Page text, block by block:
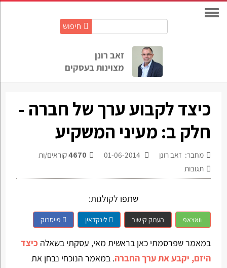
חיפוש
זאב רונן
מצוינות בעסקים
כיצד לקבוע ערך של חברה -
חלק ב: מעיני המשקיע
מחבר: זאב רונן 4670קוראים/ות
תגובות
שתפו לקולגות:
וואצאפ העתק קישור לינקדאין פייסבוק
במאמר שפרסמתי כאן בראשית מאי, עסקתי בשאלה כיצד
היזם, יקבע את ערך החברה. במאמר הנוכחי נבחן את